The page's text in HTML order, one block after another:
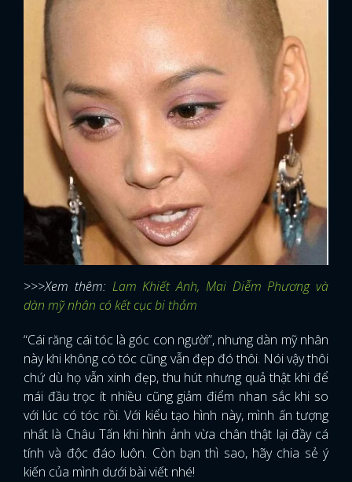
FACEBOOK GOOGLE
>>>Xem thêm: Lam Khiết Anh, Mai Diễm Phương và
dàn mỹ nhân có kết cục bi thảm
“Cái răng cái tóc là góc con người”, nhưng dàn mỹ nhân
này khi không có tóc cũng vẫn đẹp đó thôi. Nói vậy thôi
chứ dù họ vẫn xinh đẹp, thu hút nhưng quả thật khi để
mái đầu trọc ít nhiều cũng giảm điểm nhan sắc khi so
với lúc có tóc rồi. Với kiểu tạo hình này, mình ấn tượng
nhất là Châu Tấn khi hình ảnh vừa chân thật lại đầy cá
tính và độc đáo luôn. Còn bạn thì sao, hãy chia sẻ ý
kiến của mình dưới bài viết nhé!